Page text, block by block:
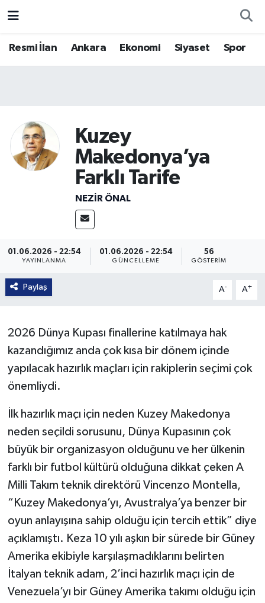
Resmi İlan Ankara Ekonomi Siyaset Spor
Kuzey
Makedonya’ya
Farklı Tarife
NEZIR ÖNAL
01.06.2026 - 22:54
YAYINLANMA
01.06.2026 - 22:54
GÜNCELLEME
56
GÖSTERIM
Paylaş A- A+
2026 Dünya Kupası finallerine katılmaya hak
kazandığımız anda çok kısa bir dönem içinde
yapılacak hazırlık maçları için rakiplerin seçimi çok
önemliydi.
İlk hazırlık maçı için neden Kuzey Makedonya
neden seçildi sorusunu, Dünya Kupasının çok
büyük bir organizasyon olduğunu ve her ülkenin
farklı bir futbol kültürü olduğuna dikkat çeken A
Milli Takım teknik direktörü Vincenzo Montella,
“Kuzey Makedonya’yı, Avustralya’ya benzer bir
oyun anlayışına sahip olduğu için tercih ettik” diye
açıklamıştı. Keza 10 yılı aşkın bir sürede bir Güney
Amerika ekibiyle karşılaşmadıklarını belirten
İtalyan teknik adam, 2’inci hazırlık maçı için de
Venezuela’yı bir Güney Amerika takımı olduğu için